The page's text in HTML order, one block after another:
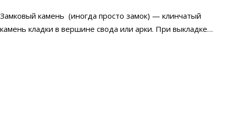
Замковый камень (иногда просто замок) — клинчатый
камень кладки в вершине свода или арки. При выкладке…